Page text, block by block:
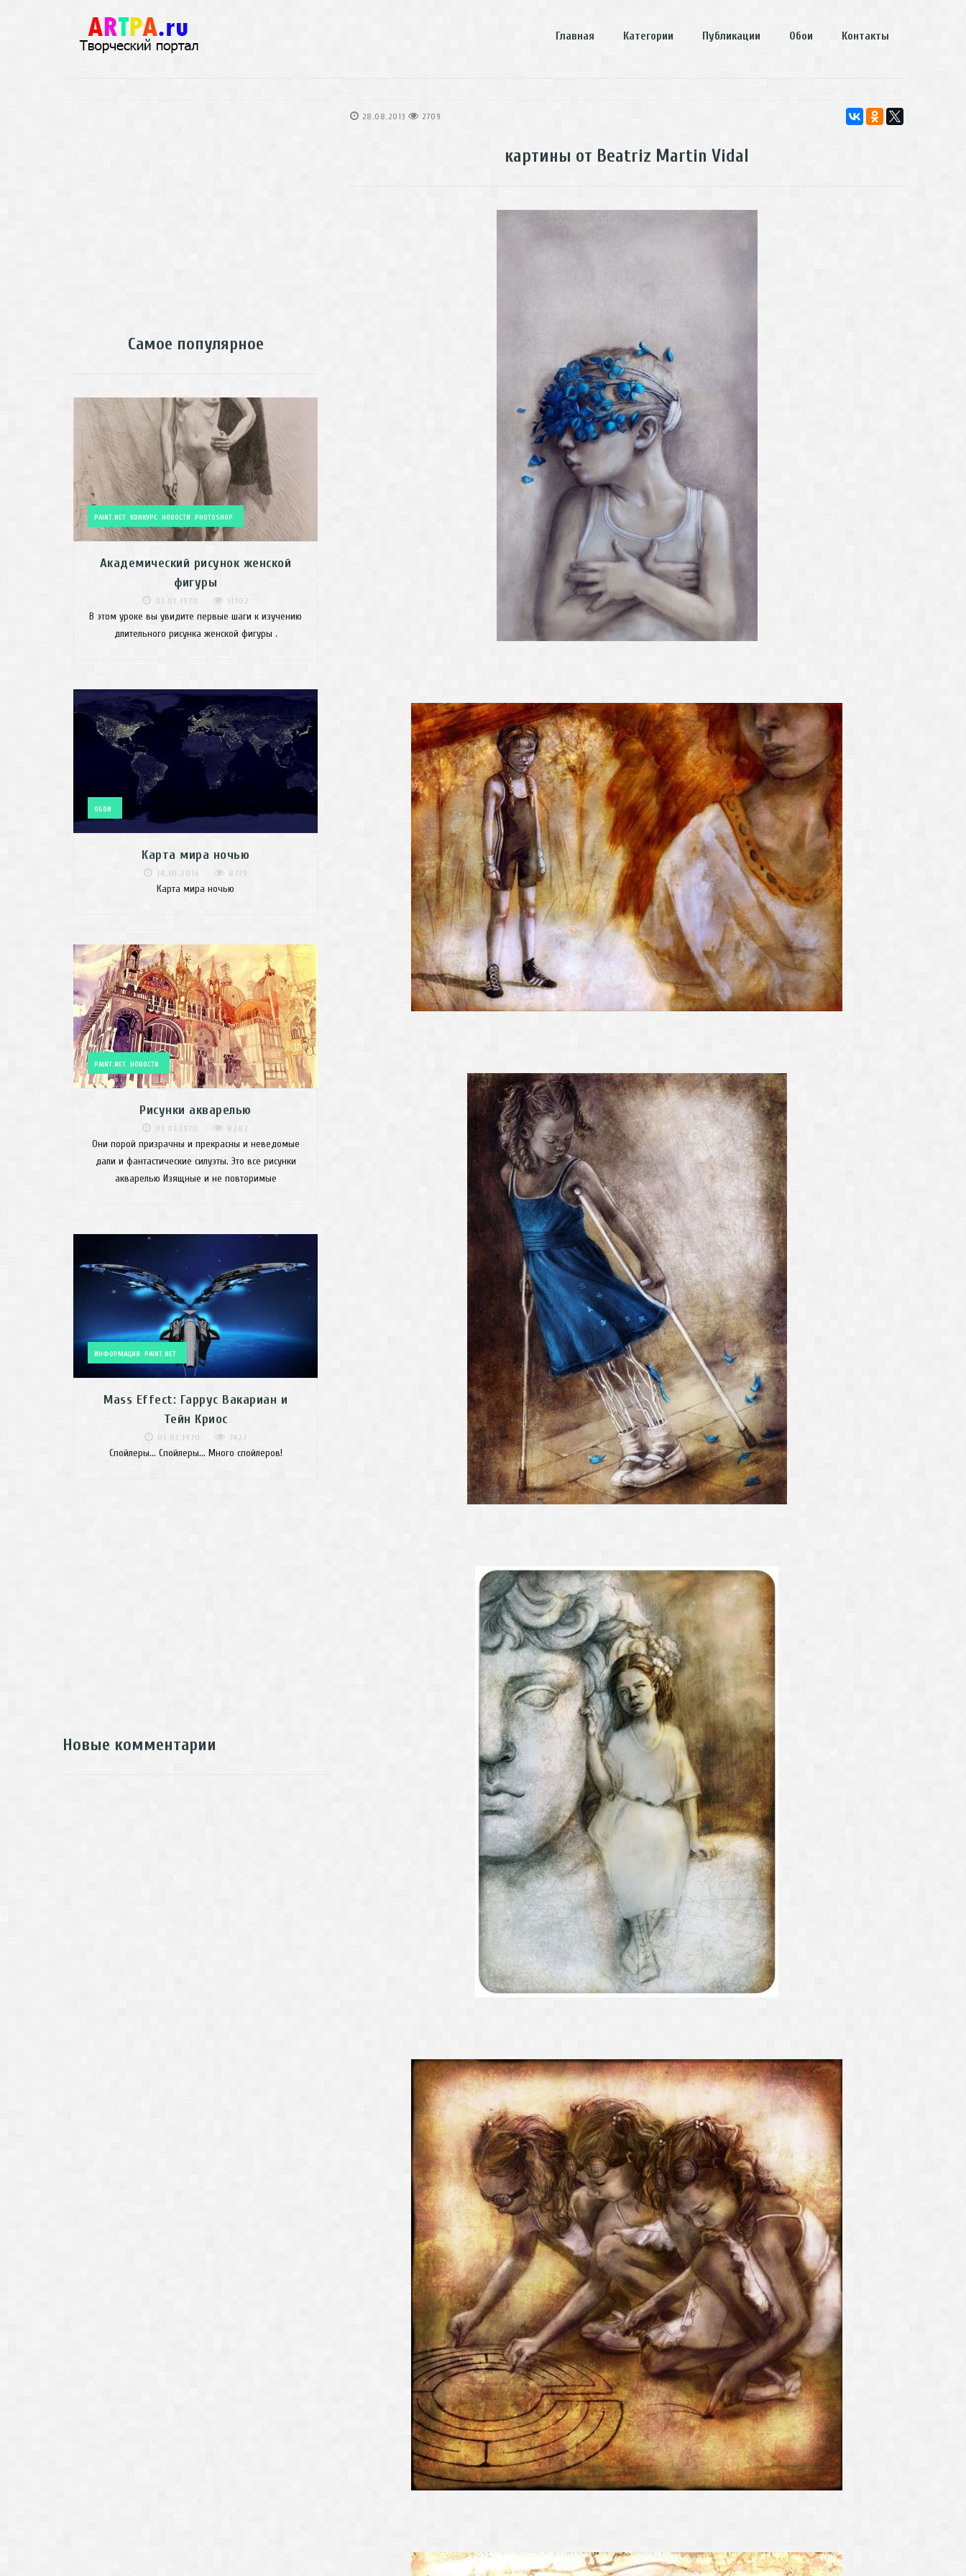
Главная Категории Публикации Обои Контакты
28.08.2013 2709
картины от Beatriz Martin Vidal
Самое популярное
PAINT.NET КОНКУРС НОВОСТИ PHOTOSHOP
Академический рисунок женской
фигуры
01.01.1970 11702
В этом уроке вы увидите первые шаги к изучению
длительного рисунка женской фигуры .
ОБОИ
Карта мира ночью
14.10.2016 8779
Карта мира ночью
PAINT.NET НОВОСТИ
Рисунки акварелью
01.01.1970 8282
Они порой призрачны и прекрасны и неведомые
дали и фантастические силуэты. Это все рисунки
акварелью Изящные и не повторимые
ИНФОРМАЦИЯ PAINT.NET
Mass Effect: Гаррус Вакариан и
Тейн Криос
01.01.1970 7427
Спойлеры... Спойлеры... Много спойлеров!
Новые комментарии